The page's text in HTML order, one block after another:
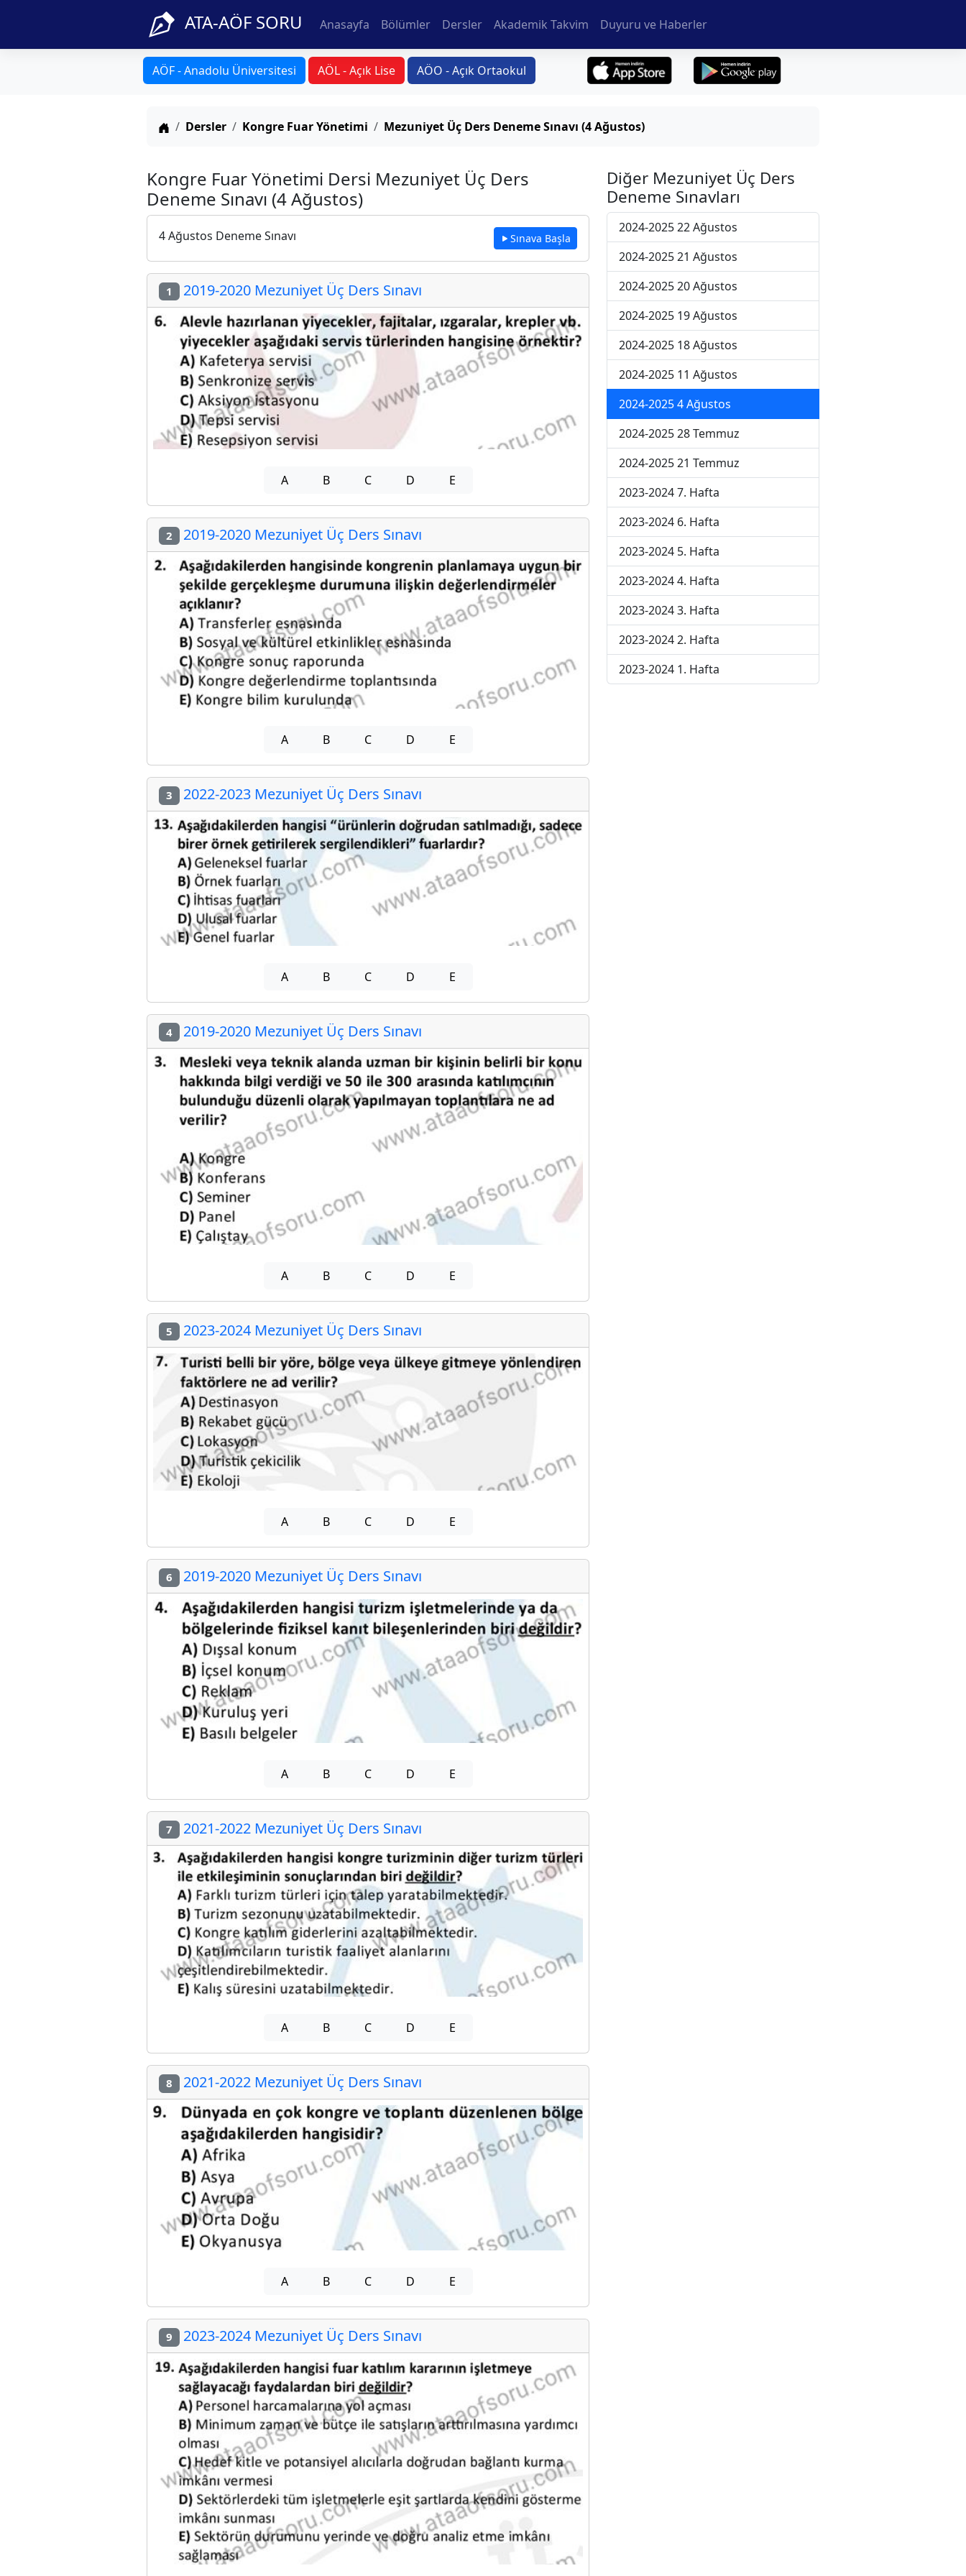
ATA-AÖF SORU Anasayfa Bölümler Dersler Akademik Takvim Duyuru ve Haberler
AÖF - Anadolu Üniversitesi AÖL - Açık Lise AÖO - Açık Ortaokul
Anasayfa
Dersler Kongre Fuar Yönetimi Mezuniyet Üç Ders Deneme Sınavı (4 Ağustos)
Kongre Fuar Yönetimi Dersi Mezuniyet Üç Ders
Deneme Sınavı (4 Ağustos)
4 Ağustos Deneme Sınavı Sınava Başla
1 2019-2020 Mezuniyet Üç Ders Sınavı
A B C D E
2 2019-2020 Mezuniyet Üç Ders Sınavı
A B C D E
3 2022-2023 Mezuniyet Üç Ders Sınavı
A B C D E
4 2019-2020 Mezuniyet Üç Ders Sınavı
A B C D E
5 2023-2024 Mezuniyet Üç Ders Sınavı
A B C D E
6 2019-2020 Mezuniyet Üç Ders Sınavı
A B C D E
7 2021-2022 Mezuniyet Üç Ders Sınavı
A B C D E
8 2021-2022 Mezuniyet Üç Ders Sınavı
A B C D E
9 2023-2024 Mezuniyet Üç Ders Sınavı
Diğer Mezuniyet Üç Ders
Deneme Sınavları
2024-2025 22 Ağustos
2024-2025 21 Ağustos
2024-2025 20 Ağustos
2024-2025 19 Ağustos
2024-2025 18 Ağustos
2024-2025 11 Ağustos
2024-2025 4 Ağustos
2024-2025 28 Temmuz
2024-2025 21 Temmuz
2023-2024 7. Hafta
2023-2024 6. Hafta
2023-2024 5. Hafta
2023-2024 4. Hafta
2023-2024 3. Hafta
2023-2024 2. Hafta
2023-2024 1. Hafta